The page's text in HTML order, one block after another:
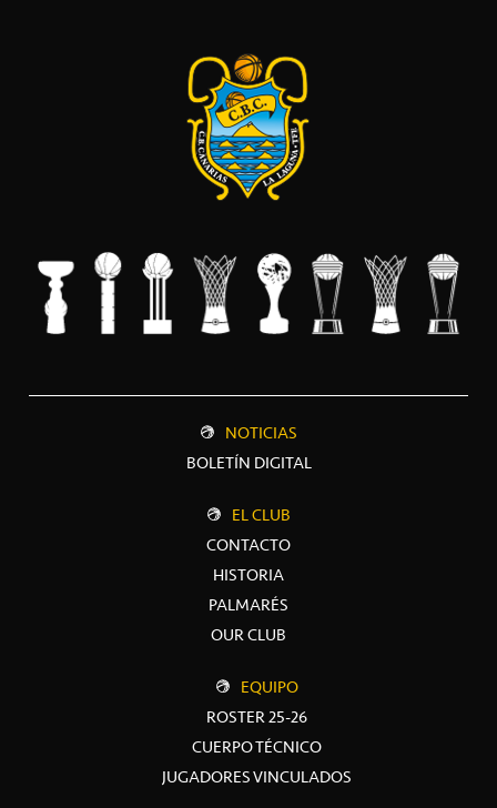
NOTICIAS
BOLETÍN DIGITAL
EL CLUB
CONTACTO
HISTORIA
PALMARÉS
OUR CLUB
EQUIPO
ROSTER 25-26
CUERPO TÉCNICO
JUGADORES VINCULADOS